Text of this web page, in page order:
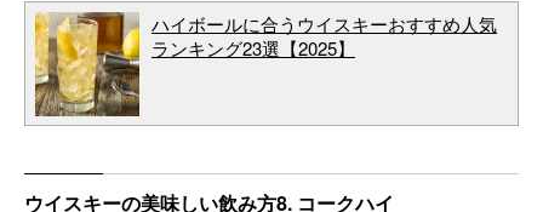
ハイボールに合うウイスキーおすすめ人気
ランキング23選【2025】
ウイスキーの美味しい飲み方8. コークハイ